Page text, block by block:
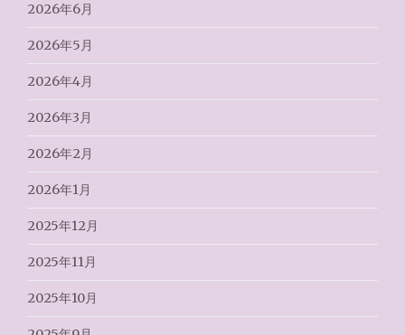
2026年6月
2026年5月
2026年4月
2026年3月
2026年2月
2026年1月
2025年12月
2025年11月
2025年10月